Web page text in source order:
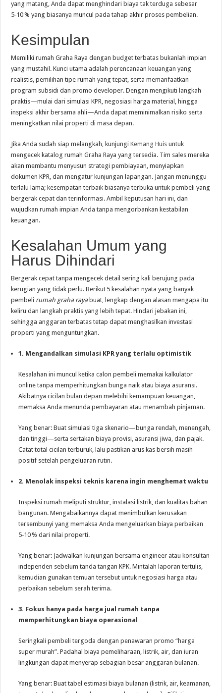
yang matang, Anda dapat menghindari biaya tak terduga sebesar
5‑10 % yang biasanya muncul pada tahap akhir proses pembelian.
Kesimpulan
Memiliki rumah Graha Raya dengan budget terbatas bukanlah impian
yang mustahil. Kunci utama adalah perencanaan keuangan yang
realistis, pemilihan tipe rumah yang tepat, serta memanfaatkan
program subsidi dan promo developer. Dengan mengikuti langkah
praktis—mulai dari simulasi KPR, negosiasi harga material, hingga
inspeksi akhir bersama ahli—Anda dapat meminimalkan risiko serta
meningkatkan nilai properti di masa depan.
Jika Anda sudah siap melangkah, kunjungiKemang Huis untuk
mengecek katalog rumah Graha Raya yang tersedia. Tim sales mereka
akan membantu menyusun strategi pembiayaan, menyiapkan
dokumen KPR, dan mengatur kunjungan lapangan. Jangan menunggu
terlalu lama; kesempatan terbaik biasanya terbuka untuk pembeli yang
bergerak cepat dan terinformasi. Ambil keputusan hari ini, dan
wujudkan rumah impian Anda tanpa mengorbankan kestabilan
keuangan.
Kesalahan Umum yang
Harus Dihindari
Bergerak cepat tanpa mengecek detail sering kali berujung pada
kerugian yang tidak perlu. Berikut 5 kesalahan nyata yang banyak
pembeli rumah graha rayabuat, lengkap dengan alasan mengapa itu
keliru dan langkah praktis yang lebih tepat. Hindari jebakan ini,
sehingga anggaran terbatas tetap dapat menghasilkan investasi
properti yang menguntungkan.
1. Mengandalkan simulasi KPR yang terlalu optimistik
Kesalahan ini muncul ketika calon pembeli memakai kalkulator
online tanpa memperhitungkan bunga naik atau biaya asuransi.
Akibatnya cicilan bulan depan melebihi kemampuan keuangan,
memaksa Anda menunda pembayaran atau menambah pinjaman.
Yang benar: Buat simulasi tiga skenario—bunga rendah, menengah,
dan tinggi—serta sertakan biaya provisi, asuransi jiwa, dan pajak.
Catat total cicilan terburuk, lalu pastikan arus kas bersih masih
positif setelah pengeluaran rutin.
2. Menolak inspeksi teknis karena ingin menghemat waktu
Inspeksi rumah meliputi struktur, instalasi listrik, dan kualitas bahan
bangunan. Mengabaikannya dapat menimbulkan kerusakan
tersembunyi yang memaksa Anda mengeluarkan biaya perbaikan
5‑10 % dari nilai properti.
Yang benar: Jadwalkan kunjungan bersama engineer atau konsultan
independen sebelum tanda tangan KPK. Mintalah laporan tertulis,
kemudian gunakan temuan tersebut untuk negosiasi harga atau
perbaikan sebelum serah terima.
3. Fokus hanya pada harga jual rumah tanpa
memperhitungkan biaya operasional
Seringkali pembeli tergoda dengan penawaran promo “harga
super murah”. Padahal biaya pemeliharaan, listrik, air, dan iuran
lingkungan dapat menyerap sebagian besar anggaran bulanan.
Yang benar: Buat tabel estimasi biaya bulanan (listrik, air, keamanan,